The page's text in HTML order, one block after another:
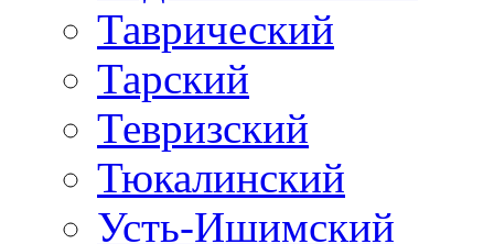
Таврический
Тарский
Тевризский
Тюкалинский
Усть-Ишимский